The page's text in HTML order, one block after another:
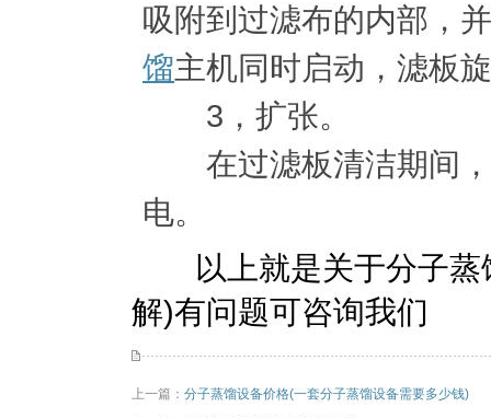
吸附到过滤布的内部，
馏主机同时启动，滤板
3，扩张。
在过滤板清洁期间，
电。
以上就是关于分子蒸
解)有问题可咨询我们
上一篇： 分子蒸馏设备价格(一套分子蒸馏设备需要多少钱)